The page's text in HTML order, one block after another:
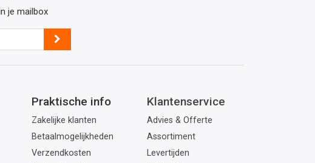
je mailbox
Praktische info
Zakelijke klanten
Betaalmogelijkheden
Verzendkosten
Klantenservice
Advies & Offerte
Assortiment
Levertijden